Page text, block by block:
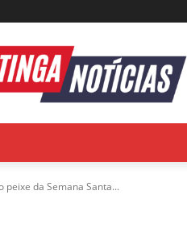
da Semana Santa...